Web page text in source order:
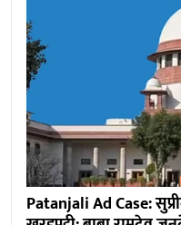
Patanjali Ad Case: